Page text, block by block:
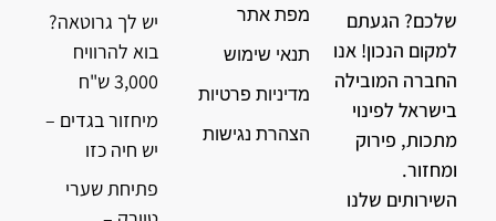
שלכם? הגעתם
למקום הנכון! אנו
החברה המובילה
בישראל לפינוי
מתכות, פירוק
ומחזור.
השירותים שלנו
מפת אתר
תנאי שימוש
מדיניות פרטיות
הצהרת נגישות
יש לך גרוטאה?
בוא להרוויח
3,000 ש"ח
מיחזור בגדים –
יש חיה כזו
פתיחת שערי